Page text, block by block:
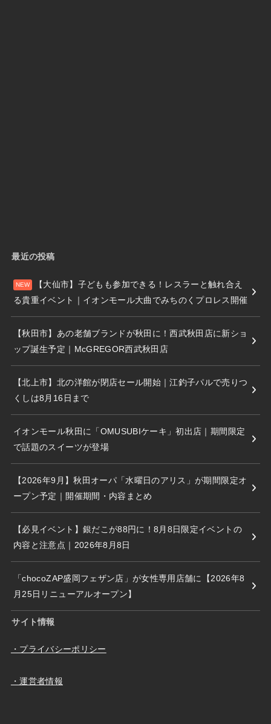
最近の投稿
【大仙市】子どもも参加できる！レスラーと触れ合え
る貴重イベント｜イオンモール大曲でみちのくプロレス開催
【秋田市】あの老舗ブランドが秋田に！西武秋田店に新ショ
ップ誕生予定｜McGREGOR西武秋田店
【北上市】北の洋館が閉店セール開始｜江釣子パルで売りつ
くしは8月16日まで
イオンモール秋田に「OMUSUBIケーキ」初出店｜期間限定
で話題のスイーツが登場
【2026年9月】秋田オーパ「水曜日のアリス」が期間限定オ
ープン予定｜開催期間・内容まとめ
【必見イベント】銀だこが88円に！8月8日限定イベントの
内容と注意点｜2026年8月8日
「chocoZAP盛岡フェザン店」が女性専用店舗に【2026年8
月25日リニューアルオープン】
サイト情報
・プライバシーポリシー
・運営者情報